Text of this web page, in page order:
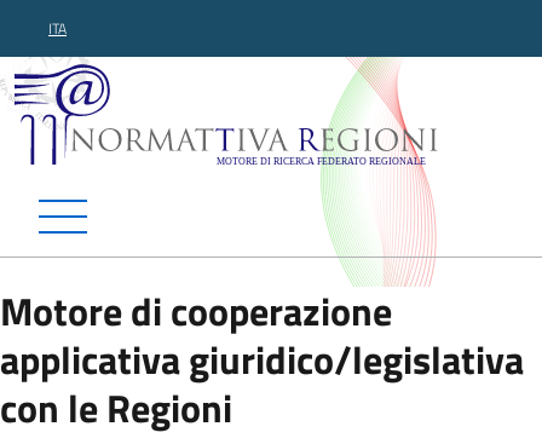
ITA
Normattiva Regioni -
Motore di cooperazione
applicativa giuridico/legislativa
con le Regioni